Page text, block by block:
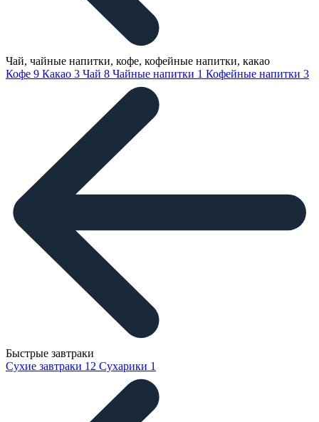
Чай, чайные напитки, кофе, кофейные напитки, какао
Кофе 9 Какао 3 Чай 8 Чайные напитки 1 Кофейные напитки 3
Быстрые завтраки
Сухие завтраки 12 Сухарики 1